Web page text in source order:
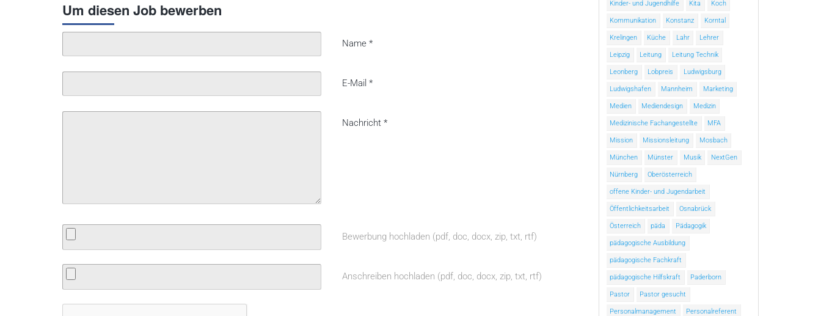
Um diesen Job bewerben
Name *
E-Mail *
Nachricht *
Bewerbung hochladen (pdf, doc, docx, zip, txt, rtf)
Anschreiben hochladen (pdf, doc, docx, zip, txt, rtf)
Kinder- und Jugendhilfe Kita Koch
Kommunikation Konstanz Korntal
Krelingen Küche Lahr Lehrer
Leipzig Leitung Leitung Technik
Leonberg Lobpreis Ludwigsburg
Ludwigshafen Mannheim Marketing
Medien Mediendesign Medizin
Medizinische Fachangestellte MFA
Mission Missionsleitung Mosbach
München Münster Musik NextGen
Nürnberg Oberösterreich
offene Kinder- und Jugendarbeit
Öffentlichkeitsarbeit Osnabrück
Österreich päda Pädagogik
pädagogische Ausbildung
pädagogische Fachkraft
pädagogische Hilfskraft Paderborn
Pastor Pastor gesucht
Personalmanagement Personalreferent